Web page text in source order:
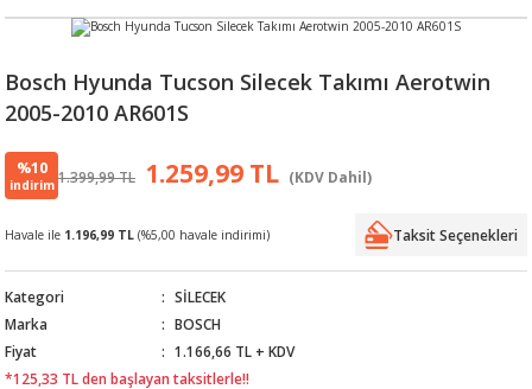
ÜRÜNLERİ
Bosch Hyunda Tucson Silecek Takımı Aerotwin
2005-2010 AR601S
%10
indirim 1.399,99 TL 1.259,99 TL (KDV Dahil)
Havale ile 1.196,99 TL (%5,00 havale indirimi) Taksit Seçenekleri
Kategori
SİLECEK
Marka
BOSCH
Fiyat
1.166,66 TL + KDV
*125,33 TL den başlayan taksitlerle!!